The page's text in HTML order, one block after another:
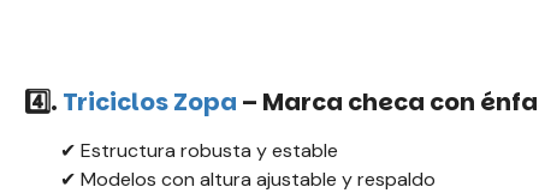
4️⃣. TriciclosZopa – Marca checa con
✔ Estructura robusta y estable
✔ Modelos con altura ajustable y respaldo